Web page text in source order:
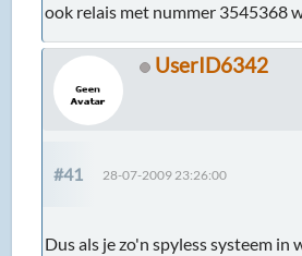
ook relais met nummer 3545368
UserID6342
#41 28-07-2009 23:26:00
Dus als je zo'n spyless systeem in